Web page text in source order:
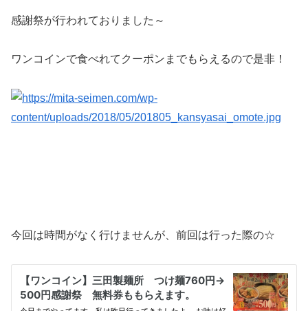
感謝祭が行われておりました～
ワンコインで食べれてクーポンまでもらえるので是非！
今回は時間がなく行けませんが、前回は行った際の☆